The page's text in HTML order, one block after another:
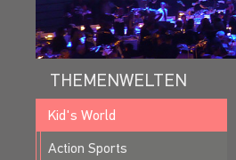
THEMENWELTEN
Kid's World
Action Sports